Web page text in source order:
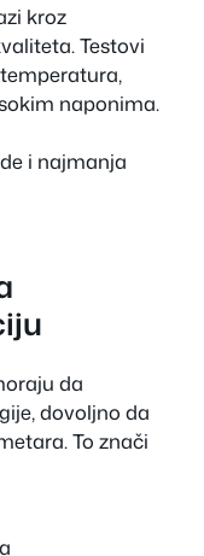
kroz
Testovi
naponima.
i najmanja
da
dovoljno da
To znači